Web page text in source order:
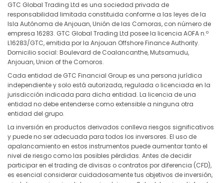
GTC Global Trading Ltd es una sociedad privada de
responsabilidad limitada constituida conforme a las leyes de la
Isla Autónoma de Anjouan, Unión de las Comoras, con número de
empresa 16283. GTC Global Trading Ltd posee la licencia AOFA n.º
L16283/GTC, emitida por la Anjouan Offshore Finance Authority.
Domicilio social: Boulevard de Coalancanthe, Mutsamudu,
Anjouan, Union of the Comoros.
Cada entidad de GTC Financial Group es una persona jurídica
independiente y solo está autorizada, regulada o licenciada en la
jurisdicción indicada para dicha entidad. La licencia de una
entidad no debe entenderse como extensible a ninguna otra
entidad del grupo.
La inversión en productos derivados conlleva riesgos significativos
y puede no ser adecuada para todos los inversores. El uso de
apalancamiento en estos instrumentos puede aumentar tanto el
nivel de riesgo como las posibles pérdidas. Antes de decidir
participar en el trading de divisas o contratos por diferencia (CFD),
es esencial considerar cuidadosamente tus objetivos de inversión,